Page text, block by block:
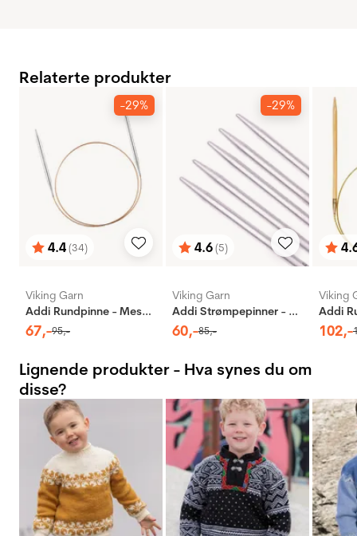
Relaterte produkter
-29%
Karakter:
4.4(34)
av 5 mulige
Viking Garn
Addi Rundpinne - Messing
67,-95,-
-29%
Karakter:
4.6(5)
av 5 mulige
Viking Garn
Addi Strømpepinner - Aluminium
60,-85,-
av 5
Viking
102,-
Lignende produkter - Hva synes du om
disse?